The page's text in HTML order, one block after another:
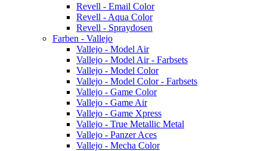
Revell - Email Color
Revell - Aqua Color
Revell - Spraydosen
Farben - Vallejo
Vallejo - Model Air
Vallejo - Model Air - Farbsets
Vallejo - Model Color
Vallejo - Model Color - Farbsets
Vallejo - Game Color
Vallejo - Game Air
Vallejo - Game Xpress
Vallejo - True Metallic Metal
Vallejo - Panzer Aces
Vallejo - Mecha Color